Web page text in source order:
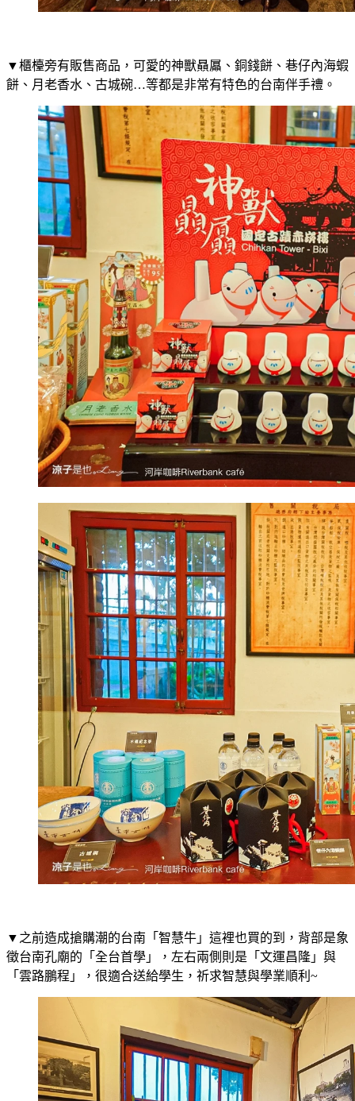
▼櫃檯旁有販售商品，可愛的神獸贔屭、銅錢餅、巷仔內海蝦
餅、月老香水、古城碗…等都是非常有特色的台南伴手禮。
▼之前造成搶購潮的台南「智慧牛」這裡也買的到，背部是象
徵台南孔廟的「全台首學」，左右兩側則是「文運昌隆」與
「雲路鵬程」，很適合送給學生，祈求智慧與學業順利~